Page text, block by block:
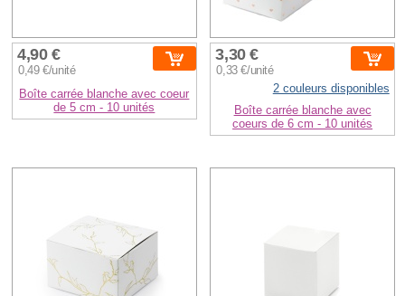
4,90 €
0,49 €/unité
Boîte carrée blanche avec coeur
de 5 cm - 10 unités
3,30 €
0,33 €/unité
2 couleurs disponibles
Boîte carrée blanche avec
coeurs de 6 cm - 10 unités